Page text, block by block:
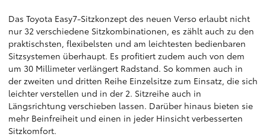
Das Toyota Easy7-Sitzkonzept des neuen Verso erlaubt nicht
nur 32 verschiedene Sitzkombinationen, es zählt auch zu den
praktischsten, flexibelsten und am leichtesten bedienbaren
Sitzsystemen überhaupt. Es profitiert zudem auch von dem
um 30 Millimeter verlängert Radstand. So kommen auch in
der zweiten und dritten Reihe Einzelsitze zum Einsatz, die sich
leichter verstellen und in der 2. Sitzreihe auch in
Längsrichtung verschieben lassen. Darüber hinaus bieten sie
mehr Beinfreiheit und einen in jeder Hinsicht verbesserten
Sitzkomfort.